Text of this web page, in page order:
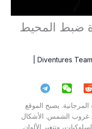
ضبط المحيط
Diventures
|
يصبح الموقع
الشمس. الأشكال
وتتغير الألوان